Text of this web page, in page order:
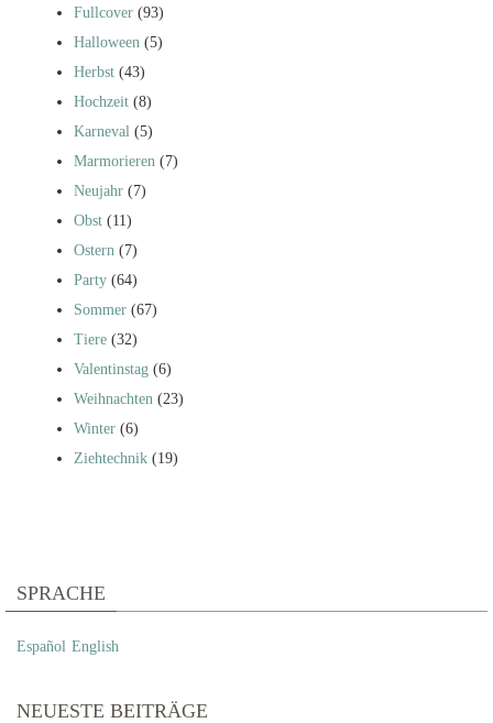
Fullcover (93)
Halloween (5)
Herbst (43)
Hochzeit (8)
Karneval (5)
Marmorieren (7)
Neujahr (7)
Obst (11)
Ostern (7)
Party (64)
Sommer (67)
Tiere (32)
Valentinstag (6)
Weihnachten (23)
Winter (6)
Ziehtechnik (19)
SPRACHE
Español English
NEUESTE BEITRÄGE